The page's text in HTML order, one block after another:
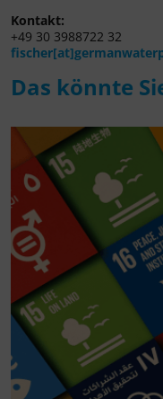
Kontakt:
+49 30 3988722 32
Das könnte